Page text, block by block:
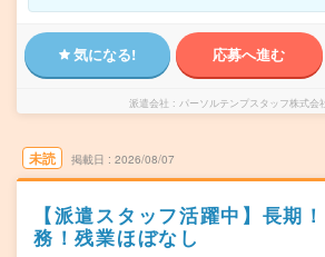
気になる! 応募へ進む
派遣会社 パーソルテンプスタッフ株式
未読 掲載日 2026/08/07
【派遣スタッフ活躍中】長期
務！残業ほぼなし